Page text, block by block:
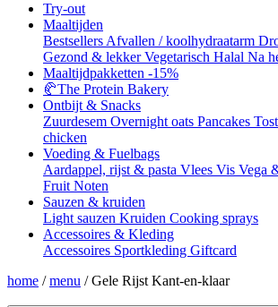
Try-out
Maaltijden
Bestsellers Afvallen / koolhydraatarm
Gezond & lekkerVegetarisch Halal Na
Maaltijdpakketten -15%
🥐The Protein Bakery
Ontbijt & Snacks
Zuurdesem Overnight oats Pancakes
chicken
Voeding & Fuelbags
Aardappel, rijst & pasta Vlees Vis Vega
Fruit Noten
Sauzen & kruiden
Light sauzen Kruiden Cooking sprays
Accessoires & Kleding
Accessoires Sportkleding Giftcard
home / menu / Gele Rijst Kant-en-klaar